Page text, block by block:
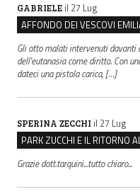
GABRIELE il 27 Lug
Gli otto malati intervenuti davanti
dell'eutanasia come diritto. Con
dateci una pistola carica, […]
SPERINA ZECCHI il 27 Lug
Grazie dott.tarquini...tutto chiaro...